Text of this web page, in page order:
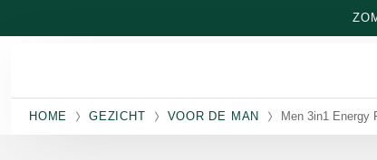
HOME GEZICHT VOOR DE MAN Men 3in1 Energy